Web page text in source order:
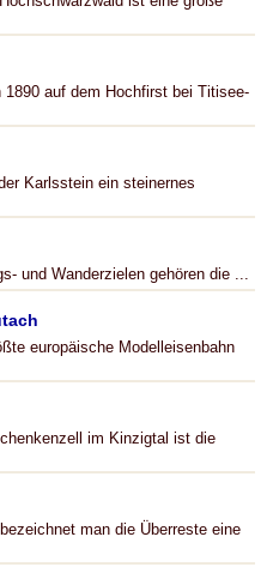
auf dem Hochfirst bei Titisee-
Karlsstein ein steinernes
und Wanderzielen gehören die ...
europäische Modelleisenbahn
im Kinzigtal ist die
man die Überreste eine